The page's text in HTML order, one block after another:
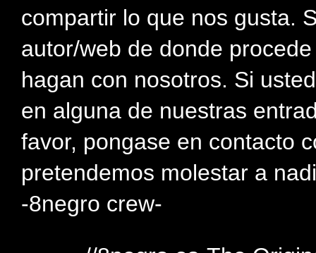
compartir lo que nos gusta.
autor/web de donde
hagan con nosotros. Si
en alguna de nuestras
favor, pongase en contacto
pretendemos molestar a
-8negro crew-